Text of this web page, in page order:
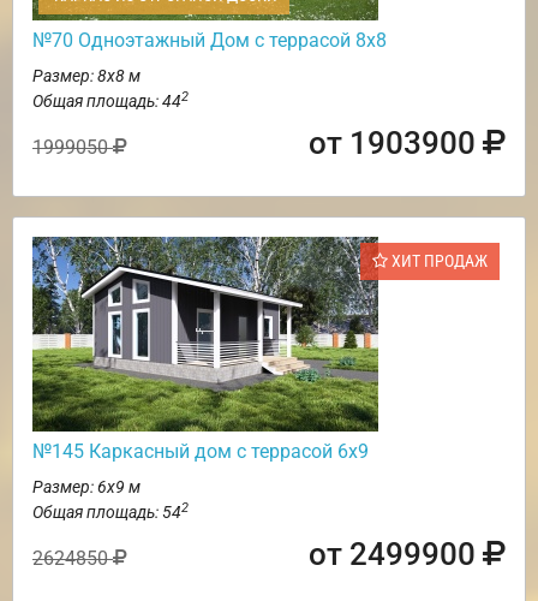
№70 Одноэтажный Дом с террасой 8х8
Размер: 8х8 м
Общая площадь: 442
1999050 от 1903900
ХИТ ПРОДАЖ
№145 Каркасный дом с террасой 6х9
Размер: 6х9 м
Общая площадь: 542
2624850 от 2499900